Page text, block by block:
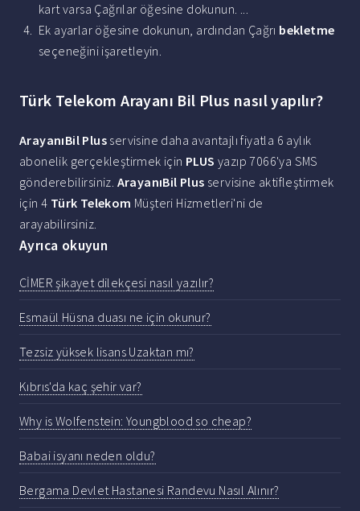
kart varsa Çağrılar öğesine dokunun. ...
Ek ayarlar öğesine dokunun, ardından Çağrı bekletme
seçeneğini işaretleyin.
Türk Telekom Arayanı Bil Plus nasıl yapılır?
ArayanıBil Plus servisine daha avantajlı fiyatla 6 aylık
abonelik gerçekleştirmek için PLUS yazıp 7066'ya SMS
gönderebilirsiniz. ArayanıBil Plus servisine aktifleştirmek
için 4 Türk Telekom Müşteri Hizmetleri'ni de
arayabilirsiniz.
Ayrıca okuyun
CİMER şikayet dilekçesi nasıl yazılır?
Esmaül Hüsna duası ne için okunur?
Tezsiz yüksek lisans Uzaktan mı?
Kıbrıs'da kaç şehir var?
Why is Wolfenstein: Youngblood so cheap?
Babai isyanı neden oldu?
Bergama Devlet Hastanesi Randevu Nasıl Alınır?